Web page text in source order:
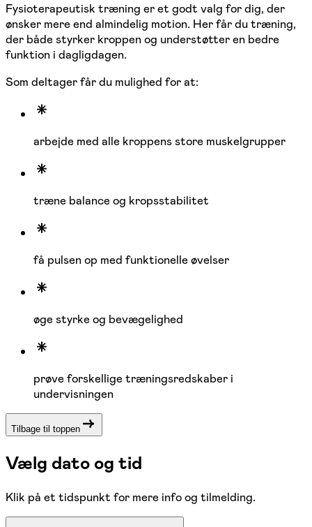
Fysioterapeutisk træning er et godt valg for dig, der
ønsker mere end almindelig motion. Her får du træning,
der både styrker kroppen og understøtter en bedre
funktion i dagligdagen.
Som deltager får du mulighed for at:
arbejde med alle kroppens store muskelgrupper
træne balance og kropsstabilitet
få pulsen op med funktionelle øvelser
øge styrke og bevægelighed
prøve forskellige træningsredskaber i
undervisningen
Tilbage til toppen
Vælg dato og tid
Klik på et tidspunkt for mere info og tilmelding.